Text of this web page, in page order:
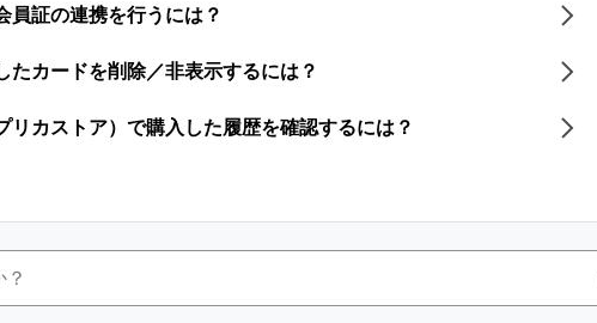
員証の連携を行うには？
たカードを削除／非表示するには？
リカストア）で購入した履歴を確認するには？